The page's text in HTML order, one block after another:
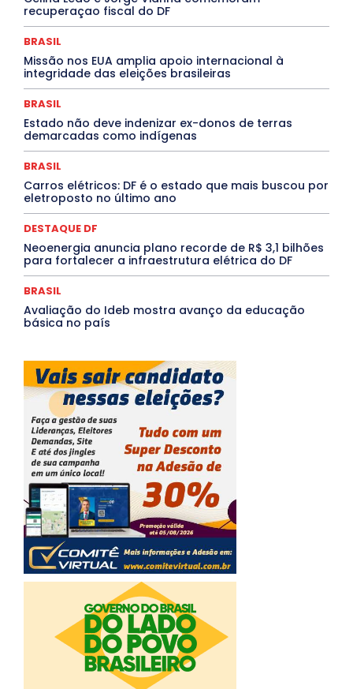
Jogos Online
JUDICIÁRIO
MEIO AMBIENTE
Paraíba
Paraná Pernambuco Piauí
PROCESSO SELETIVO
QUALIFICAÇÃO PROFISSIONAL
RESIDÊNCIA
Santa Catarina
São Paulo SARAMPO
Saúde Agora
SEGURANÇA
TÁ FROID?
TEATRO TECNOLOGIA
TIC TAC
Mais
recuperaçao fiscal do DF
BRASIL
Missão nos EUA amplia apoio internacional à
integridade das eleições brasileiras
BRASIL
Estado não deve indenizar ex-donos de terras
demarcadas como indígenas
BRASIL
Carros elétricos: DF é o estado que mais buscou por
eletroposto no último ano
DESTAQUE DF
Neoenergia anuncia plano recorde de R$ 3,1 bilhões
para fortalecer a infraestrutura elétrica do DF
BRASIL
Avaliação do Ideb mostra avanço da educação
básica no país